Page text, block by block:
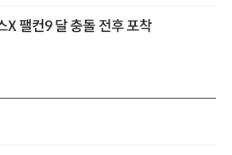
X 팰컨9 달 충돌 전후 포착